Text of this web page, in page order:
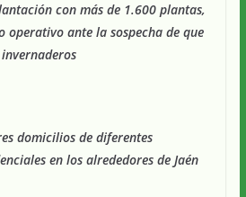
con más de 1.600 plantas,
operativo ante la sospecha de que
domicilios de diferentes
en los alrededores de Jaén